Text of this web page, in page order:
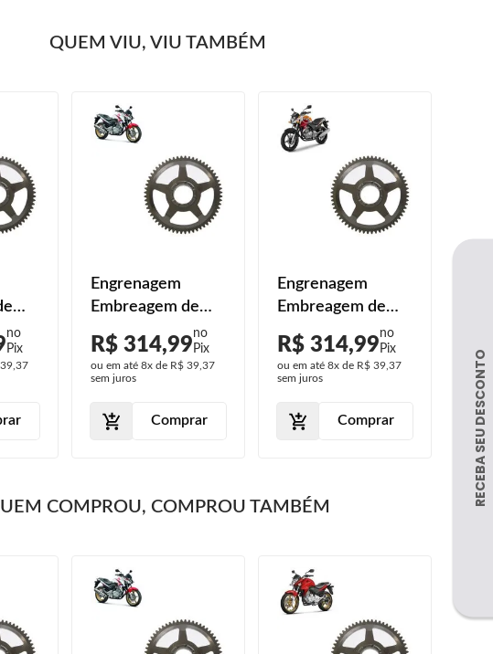
QUEM VIU, VIU TAMBÉM
Engrenagem
Embreagem de
Partida CB 300R
Flex 2010 2011
2012 2013 A 2015
R$ 314,99
ou em até 8x de R$ 39,37
sem juros
Comprar
Engrenagem
Embreagem de
Partida CB 300R
Limited 2014
R$ 314,99
ou em até 8x de R$ 39,37
sem juros
Comprar
COMPROU, COMPROU TAMBÉM